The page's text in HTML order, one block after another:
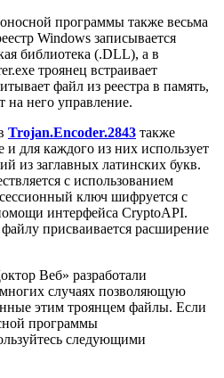
программы также весьма
Windows записывается
библиотека (.DLL), а в
троянец встраивает
файл из реестра в память,
на него управление.
Trojan.Encoder.2843 также
и для каждого из них использует
из заглавных латинских букв.
с использованием
ключ шифруется с
интерфейса CryptoAPI.
присваивается расширение
Веб» разработали
случаях позволяющую
этим троянцем файлы. Если
программы
следующими